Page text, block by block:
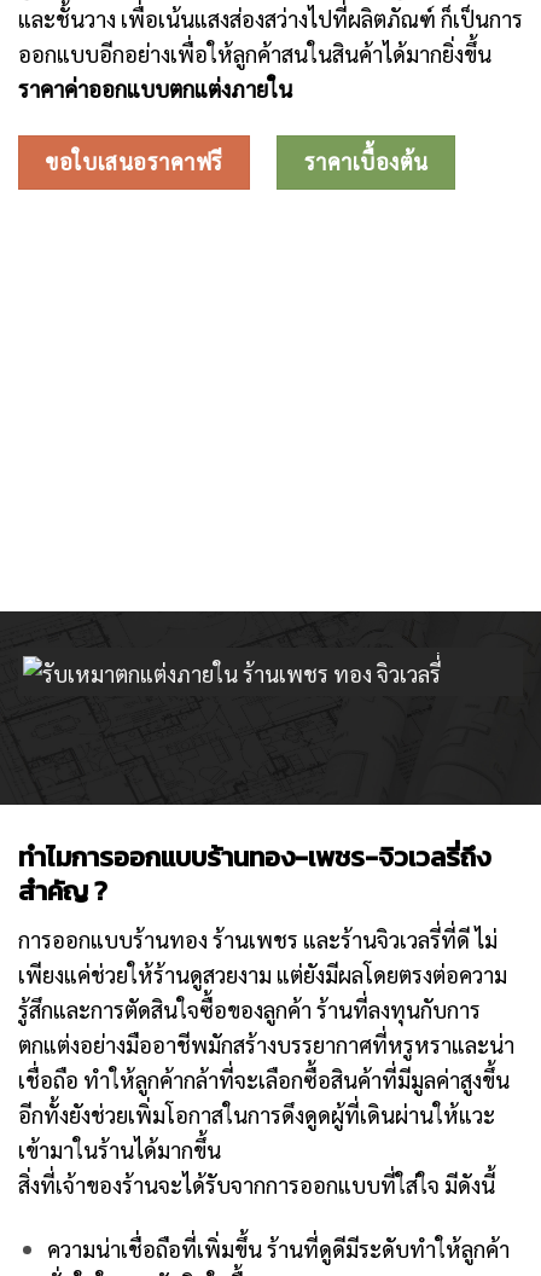
และชั้นวาง เพื่อเน้นแสงส่องสว่างไปที่ผลิตภัณฑ์ ก็เป็นการ
ออกแบบอีกอย่างเพื่อให้ลูกค้าสนในสินค้าได้มากยิ่งขึ้น
ราคาค่าออกแบบตกแต่งภายใน
ขอใบเสนอราคาฟรี ราคาเบื้องต้น
ทำไมการออกแบบร้านทอง-เพชร-จิวเวลรี่ถึง
สำคัญ ?
การออกแบบร้านทอง ร้านเพชร และร้านจิวเวลรี่ที่ดี ไม่
เพียงแค่ช่วยให้ร้านดูสวยงาม แต่ยังมีผลโดยตรงต่อความ
รู้สึกและการตัดสินใจซื้อของลูกค้า ร้านที่ลงทุนกับการ
ตกแต่งอย่างมืออาชีพมักสร้างบรรยากาศที่หรูหราและน่า
เชื่อถือ ทำให้ลูกค้ากล้าที่จะเลือกซื้อสินค้าที่มีมูลค่าสูงขึ้น
อีกทั้งยังช่วยเพิ่มโอกาสในการดึงดูดผู้ที่เดินผ่านให้แวะ
เข้ามาในร้านได้มากขึ้น
สิ่งที่เจ้าของร้านจะได้รับจากการออกแบบที่ใส่ใจ มีดังนี้
ความน่าเชื่อถือที่เพิ่มขึ้น ร้านที่ดูดีมีระดับทำให้ลูกค้า